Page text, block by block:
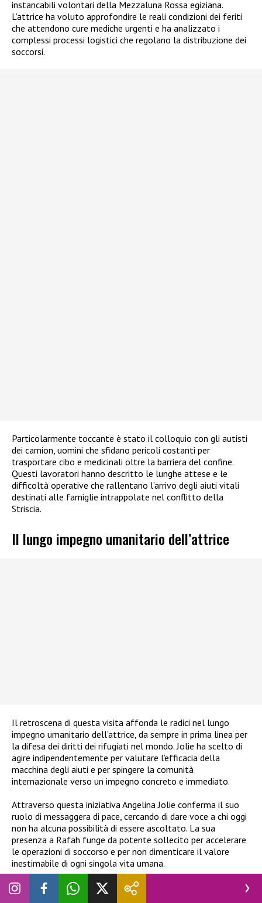
instancabili volontari della Mezzaluna Rossa egiziana.
L’attrice ha voluto approfondire le reali condizioni dei feriti
che attendono cure mediche urgenti e ha analizzato i
complessi processi logistici che regolano la distribuzione dei
soccorsi.
Particolarmente toccante è stato il colloquio con gli autisti
dei camion, uomini che sfidano pericoli costanti per
trasportare cibo e medicinali oltre la barriera del confine.
Questi lavoratori hanno descritto le lunghe attese e le
difficoltà operative che rallentano l’arrivo degli aiuti vitali
destinati alle famiglie intrappolate nel conflitto della
Striscia.
Il lungo impegno umanitario dell’attrice
Il retroscena di questa visita affonda le radici nel lungo
impegno umanitario dell’attrice, da sempre in prima linea per
la difesa dei diritti dei rifugiati nel mondo. Jolie ha scelto di
agire indipendentemente per valutare l’efficacia della
macchina degli aiuti e per spingere la comunità
internazionale verso un impegno concreto e immediato.
Attraverso questa iniziativa Angelina Jolie conferma il suo
ruolo di messaggera di pace, cercando di dare voce a chi oggi
non ha alcuna possibilità di essere ascoltato. La sua
presenza a Rafah funge da potente sollecito per accelerare
le operazioni di soccorso e per non dimenticare il valore
inestimabile di ogni singola vita umana.
Dario Lessa